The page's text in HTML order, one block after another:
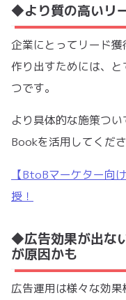
◆より質の高いリ
企業にとってリード
作り出すためには、
つです。
より具体的な施策つ
Bookを活用してくだ
【BtoBマーケター向
授！
◆広告効果が出な
が原因かも
広告運用は様々な効果